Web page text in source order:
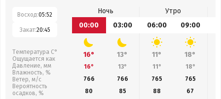
Восход:05:52
Закат:20:45
Температура С°
Ощущается как
Давление, мм
Влажность, %
Ветер, м/с
Вероятность
осадков, %
Ночь
Утро
00:00
03:00 06:00 09:00
16° 13° 11° 18°
16° 13° 11° 18°
766
766 765 765
80
85 88 67